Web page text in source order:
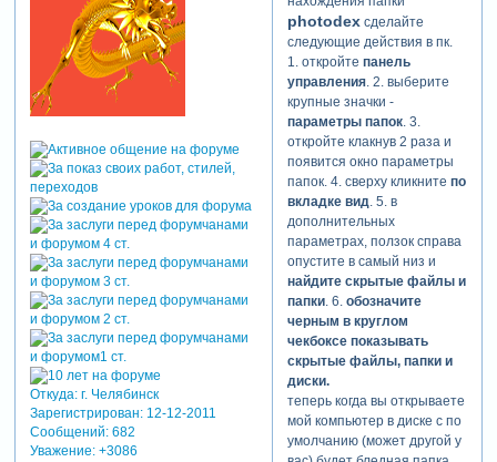
Откуда:г. Челябинск
Зарегистрирован: 12-12-2011
Сообщений:682
Уважение: +3086
photodexсделайте
следующие действия в пк.
1. откройте панель
управления. 2. выберите
крупные значки -
параметры папок. 3.
откройте клакнув 2 раза и
появится окно параметры
папок. 4. сверху кликните по
вкладке вид. 5. в
дополнительных
параметрах, ползок справа
опустите в самый низ и
найдите скрытые файлы и
папки. 6. обозначите
черным в круглом
чекбоксе показывать
скрытые файлы, папки и
диски.
теперь когда вы открываете
мой компьютер в диске с по
умолчанию (может другой у